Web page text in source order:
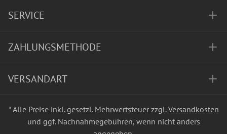
SERVICE
ZAHLUNGSMETHODE
VERSANDART
* Alle Preise inkl. gesetzl. Mehrwertsteuer zzgl.Versandkosten
und ggf. Nachnahmegebühren, wenn nicht anders